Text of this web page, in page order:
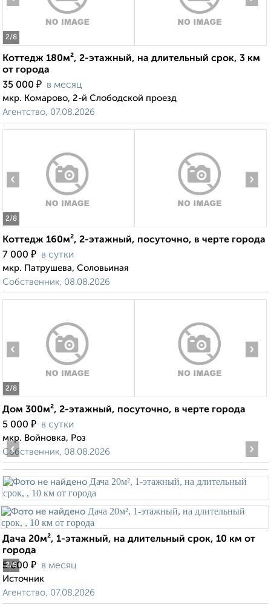
2/8
Коттедж 180м², 2-этажный, на длительный срок, 3 км
от города
35 000 ₽ в месяц
мкр. Комарово, 2-й Слободской проезд
Агентство, 07.08.2026
2/8
‹ ›
Коттедж 160м², 2-этажный, посуточно, в черте города
7 000 ₽ в сутки
мкр. Патрушева, Соловьиная
Собственник, 08.08.2026
2/8
‹ ›
Дом 300м², 2-этажный, посуточно, в черте города
5 000 ₽ в сутки
мкр. Войновка, Роз
Собственник, 08.08.2026
2/5
‹ ›
Дача 20м², 1-этажный, на длительный срок, 10 км от
города
5 000 ₽ в месяц
Источник
Агентство, 07.08.2026